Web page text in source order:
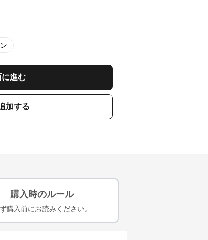
進む
加する
購入時のルール
購入前にお読みください。